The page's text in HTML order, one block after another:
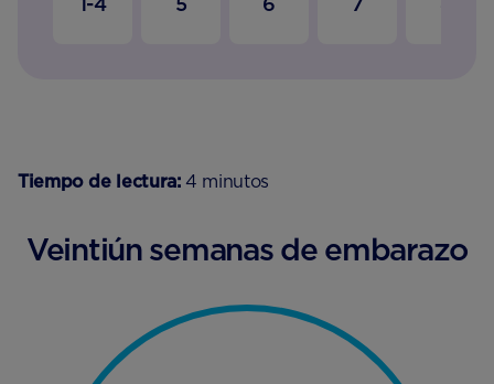
Tiempo de lectura: 4 minutos
Veintiún semanas de embarazo